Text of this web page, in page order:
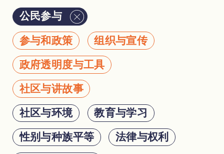
公民参与
参与和政策
组织与宣传
政府透明度与工具
社区与讲故事
社区与环境
教育与学习
性别与种族平等
法律与权利